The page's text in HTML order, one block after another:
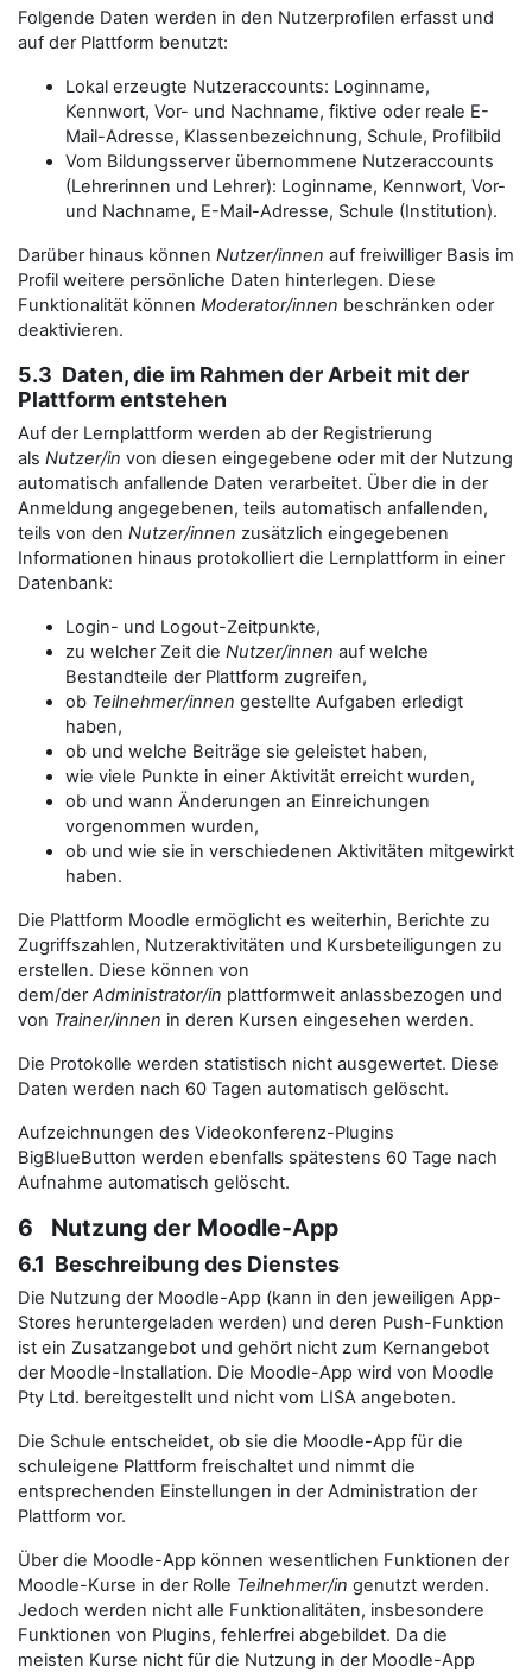
Folgende Daten werden in den Nutzerprofilen erfasst und
auf der Plattform benutzt:
Lokal erzeugte Nutzeraccounts: Loginname,
Kennwort, Vor- und Nachname, fiktive oder reale E-
Mail-Adresse, Klassenbezeichnung, Schule, Profilbild
Vom Bildungsserver übernommene Nutzeraccounts
(Lehrerinnen und Lehrer): Loginname, Kennwort, Vor-
und Nachname, E-Mail-Adresse, Schule (Institution).
Darüber hinaus können Nutzer/innen auf freiwilliger Basis im
Profil weitere persönliche Daten hinterlegen. Diese
Funktionalität können Moderator/innen beschränken oder
deaktivieren.
5.3 Daten, die im Rahmen der Arbeit mit der
Plattform entstehen
Auf der Lernplattform werden ab der Registrierung
als Nutzer/in von diesen eingegebene oder mit der Nutzung
automatisch anfallende Daten verarbeitet. Über die in der
Anmeldung angegebenen, teils automatisch anfallenden,
teils von den Nutzer/innen zusätzlich eingegebenen
Informationen hinaus protokolliert die Lernplattform in einer
Datenbank:
Login- und Logout-Zeitpunkte,
zu welcher Zeit die Nutzer/innen auf welche
Bestandteile der Plattform zugreifen,
ob Teilnehmer/innen gestellte Aufgaben erledigt
haben,
ob und welche Beiträge sie geleistet haben,
wie viele Punkte in einer Aktivität erreicht wurden,
ob und wann Änderungen an Einreichungen
vorgenommen wurden,
ob und wie sie in verschiedenen Aktivitäten mitgewirkt
haben.
Die Plattform Moodle ermöglicht es weiterhin, Berichte zu
Zugriffszahlen, Nutzeraktivitäten und Kursbeteiligungen zu
erstellen. Diese können von
dem/derAdministrator/in plattformweit anlassbezogen und
von Trainer/innen in deren Kursen eingesehen werden.
Die Protokolle werden statistisch nicht ausgewertet. Diese
Daten werden nach 60 Tagen automatisch gelöscht.
Aufzeichnungen des Videokonferenz-Plugins
BigBlueButton werden ebenfalls spätestens 60 Tage nach
Aufnahme automatisch gelöscht.
6 Nutzung der Moodle-App
6.1 Beschreibung des Dienstes
Die Nutzung der Moodle-App (kann in den jeweiligen App-
Stores heruntergeladen werden) und deren Push-Funktion
ist ein Zusatzangebot und gehört nicht zum Kernangebot
der Moodle-Installation. Die Moodle-App wird von Moodle
Pty Ltd. bereitgestellt und nicht vom LISA angeboten.
Die Schule entscheidet, ob sie die Moodle-App für die
schuleigene Plattform freischaltet und nimmt die
entsprechenden Einstellungen in der Administration der
Plattform vor.
Über die Moodle-App können wesentlichen Funktionen der
Moodle-Kurse in der Rolle Teilnehmer/in genutzt werden.
Jedoch werden nicht alle Funktionalitäten, insbesondere
Funktionen von Plugins, fehlerfrei abgebildet. Da die
meisten Kurse nicht für die Nutzung in der Moodle-App